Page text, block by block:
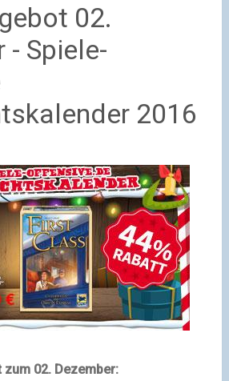
02.
- Spiele-
2016
02. Dezember: